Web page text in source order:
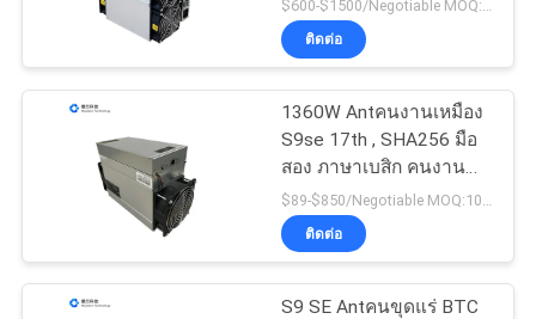
Innosilicon ภาษาเบสิ
ก
เครื่องขุด LTC
12
ติดต่อ
1360W Antคนงานเหมือง
S9se 17th , SHA256 มือ
สอง ภาษาเบสิก คนงาน
เหมืองs
ติดต่อ
S9 SE Antคนขุดแร่ BTC